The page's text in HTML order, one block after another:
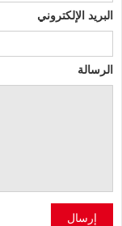
البريد الإلكتروني
الرسالة
إرسال